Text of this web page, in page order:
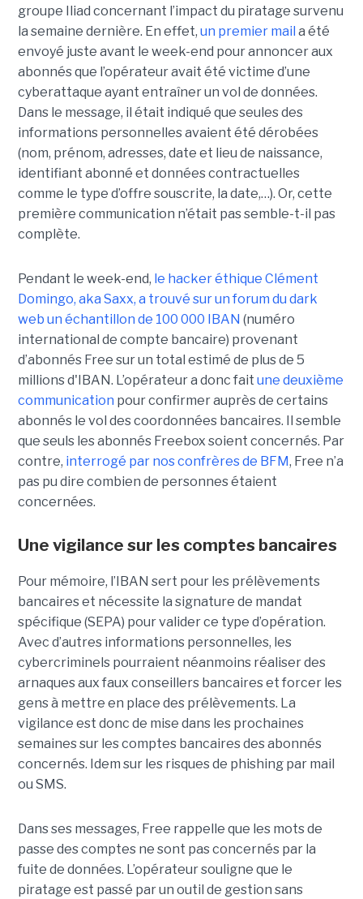
groupe Iliad concernant l’impact du piratage survenu
la semaine dernière. En effet, un premier mail a été
envoyé juste avant le week-end pour annoncer aux
abonnés que l’opérateur avait été victime d’une
cyberattaque ayant entraîner un vol de données.
Dans le message, il était indiqué que seules des
informations personnelles avaient été dérobées
(nom, prénom, adresses, date et lieu de naissance,
identifiant abonné et données contractuelles
comme le type d’offre souscrite, la date,…). Or, cette
première communication n’était pas semble-t-il pas
complète.
Pendant le week-end, le hacker éthique Clément
Domingo, aka Saxx, a trouvé sur un forum du dark
web un échantillon de 100 000 IBAN (numéro
international de compte bancaire) provenant
d’abonnés Free sur un total estimé de plus de 5
millions d'IBAN. L’opérateur a donc fait une deuxième
communication pour confirmer auprès de certains
abonnés le vol des coordonnées bancaires. Il semble
que seuls les abonnés Freebox soient concernés. Par
contre, interrogé par nos confrères de BFM, Free n’a
pas pu dire combien de personnes étaient
concernées.
Une vigilance sur les comptes bancaires
Pour mémoire, l’IBAN sert pour les prélèvements
bancaires et nécessite la signature de mandat
spécifique (SEPA) pour valider ce type d’opération.
Avec d’autres informations personnelles, les
cybercriminels pourraient néanmoins réaliser des
arnaques aux faux conseillers bancaires et forcer les
gens à mettre en place des prélèvements. La
vigilance est donc de mise dans les prochaines
semaines sur les comptes bancaires des abonnés
concernés. Idem sur les risques de phishing par mail
ou SMS.
Dans ses messages, Free rappelle que les mots de
passe des comptes ne sont pas concernés par la
fuite de données. L’opérateur souligne que le
piratage est passé par un outil de gestion sans